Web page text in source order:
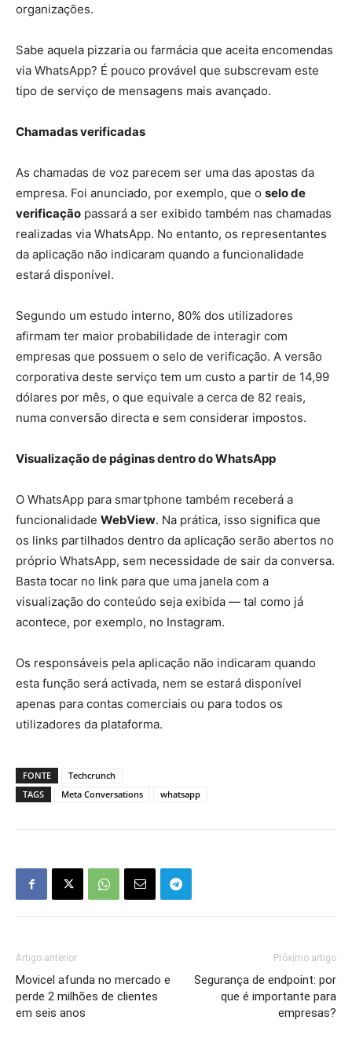
organizações.
Sabe aquela pizzaria ou farmácia que aceita encomendas
via WhatsApp? É pouco provável que subscrevam este
tipo de serviço de mensagens mais avançado.
Chamadas verificadas
As chamadas de voz parecem ser uma das apostas da
empresa. Foi anunciado, por exemplo, que o selo de
verificação passará a ser exibido também nas chamadas
realizadas via WhatsApp. No entanto, os representantes
da aplicação não indicaram quando a funcionalidade
estará disponível.
Segundo um estudo interno, 80% dos utilizadores
afirmam ter maior probabilidade de interagir com
empresas que possuem o selo de verificação. A versão
corporativa deste serviço tem um custo a partir de 14,99
dólares por mês, o que equivale a cerca de 82 reais,
numa conversão directa e sem considerar impostos.
Visualização de páginas dentro do WhatsApp
O WhatsApp para smartphone também receberá a
funcionalidade WebView. Na prática, isso significa que
os links partilhados dentro da aplicação serão abertos no
próprio WhatsApp, sem necessidade de sair da conversa.
Basta tocar no link para que uma janela com a
visualização do conteúdo seja exibida — tal como já
acontece, por exemplo, no Instagram.
Os responsáveis pela aplicação não indicaram quando
esta função será activada, nem se estará disponível
apenas para contas comerciais ou para todos os
utilizadores da plataforma.
FONTE
Techcrunch
TAGS
Meta Conversations whatsapp
Artigo anterior
Movicel afunda no mercado e
perde 2 milhões de clientes
em seis anos
Próximo artigo
Segurança de endpoint: por
que é importante para
empresas?